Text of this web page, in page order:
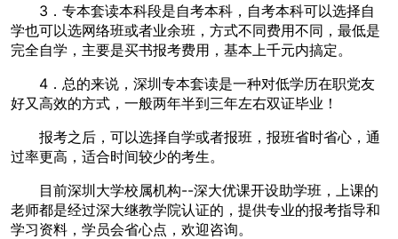
3．专本套读本科段是自考本科，自考本科可以选择自
学也可以选网络班或者业余班，方式不同费用不同，最低是
完全自学，主要是买书报考费用，基本上千元内搞定。
4．总的来说，深圳专本套读是一种对低学历在职党友
好又高效的方式，一般两年半到三年左右双证毕业！
报考之后，可以选择自学或者报班，报班省时省心，通
过率更高，适合时间较少的考生。
目前深圳大学校属机构--深大优课开设助学班，上课的
老师都是经过深大继教学院认证的，提供专业的报考指导和
学习资料，学员会省心点，欢迎咨询。